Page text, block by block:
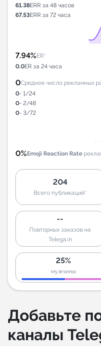
61.38ERR за 48 часов
67.53ERR за 72 часа
7.94%ER*
0.0ER за 24 часа
0Среднее число рекламных
0- 1/24
0- 2/48
0- 3/72
0%Emoji Reaction Rate
204
Всего публикаций*
--
Повторных заказов на
Telega.in
25%
мужчины
Добавьте
каналы